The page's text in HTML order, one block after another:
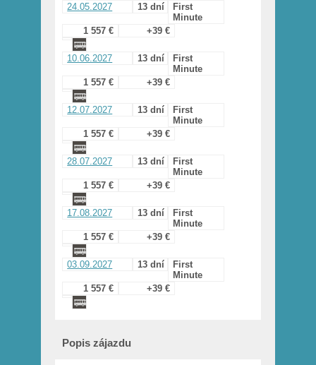
24.05.2027 13 dní
First
Minute
1 557 €
+39 €
10.06.2027 13 dní
First
Minute
1 557 €
+39 €
12.07.2027 13 dní
First
Minute
1 557 €
+39 €
28.07.2027 13 dní
First
Minute
1 557 €
+39 €
17.08.2027 13 dní
First
Minute
1 557 €
+39 €
03.09.2027 13 dní
First
Minute
1 557 €
+39 €
Popis zájazdu